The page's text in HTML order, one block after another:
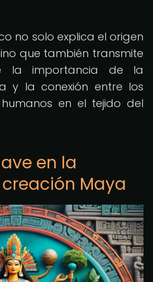
no solo explica el origen
que también transmite
la importancia de la
y la conexión entre los
en el tejido del
en la
Maya